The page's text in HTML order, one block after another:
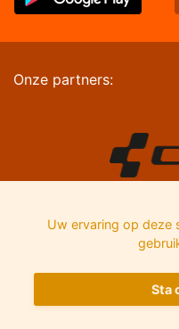
Onze partners:
Uw ervaring op
Sta